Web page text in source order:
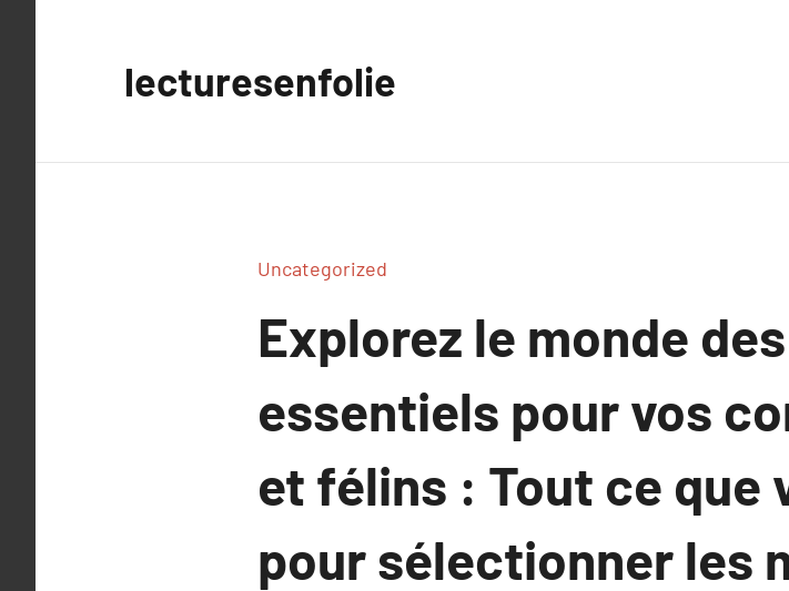
lecturesenfolie
Uncategorized
Explorez le monde
essentiels pour vos
et félins : Tout ce que
pour sélectionner les